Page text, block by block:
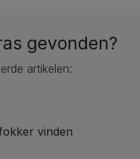
gevonden?
artikelen:
vinden